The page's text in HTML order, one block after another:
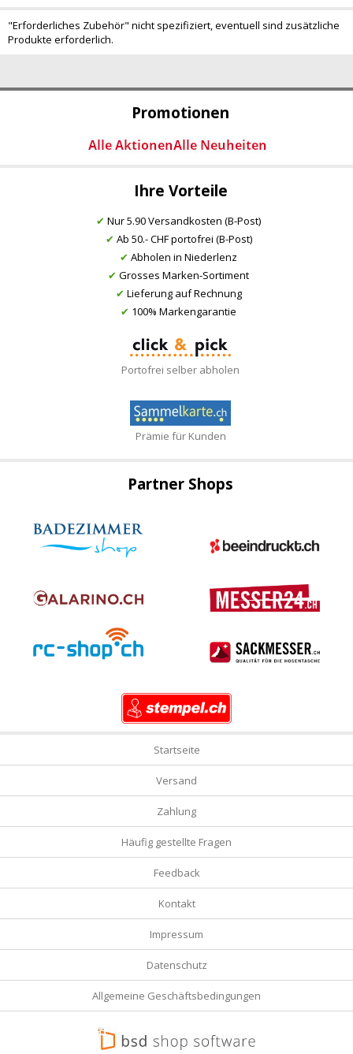
Promotionen
Ihre Vorteile
✔ Nur 5.90 Versandkosten (B-Post)
✔ Ab 50.- CHF portofrei (B-Post)
✔ Abholen in Niederlenz
✔ Grosses Marken-Sortiment
✔ Lieferung auf Rechnung
✔ 100% Markengarantie
Portofrei selber abholen
Prämie für Kunden
"Erforderliches Zubehör" nicht spezifiziert, eventuell sind zusätzliche
Produkte erforderlich.
Partner Shops
Startseite
Versand
Zahlung
Häufig gestellte Fragen
Feedback
Kontakt
Impressum
Datenschutz
Allgemeine Geschäftsbedingungen